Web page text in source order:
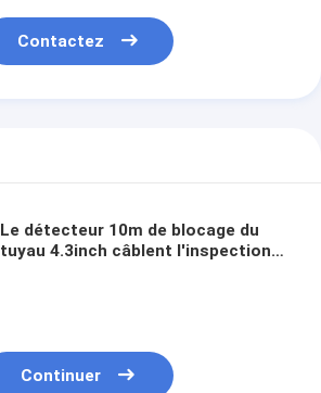
Contactez
Le détecteur 10m de blocage du
tuyau 4.3inch câblent l'inspection
Continuer